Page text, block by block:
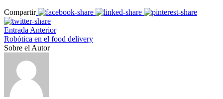
Compartir
Entrada Anterior
Robótica en el food delivery
Sobre el Autor